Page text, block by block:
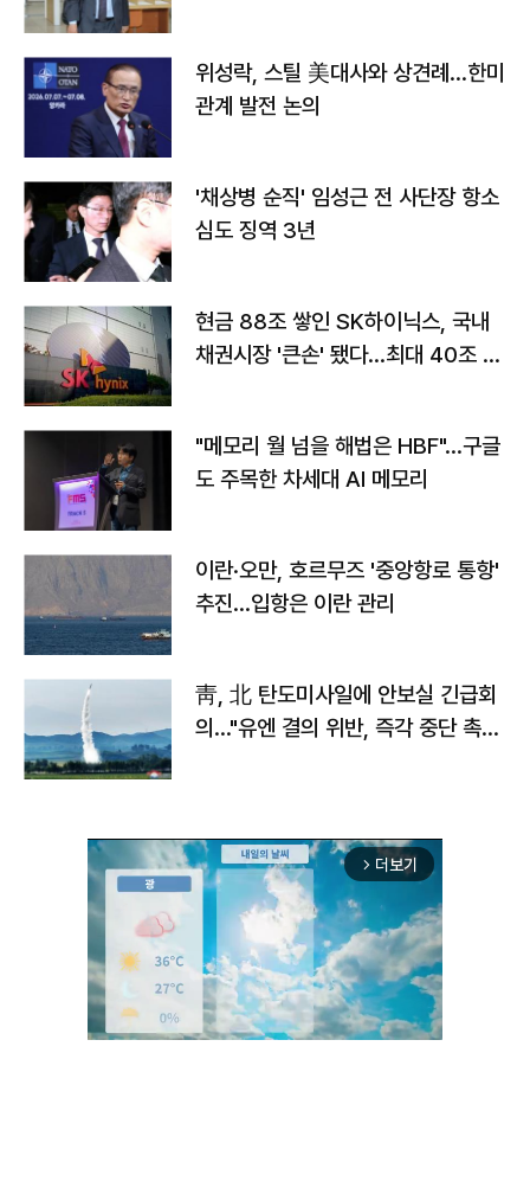
위성락, 스틸 美대사와 상견례…한미
관계 발전 논의
'채상병 순직' 임성근 전 사단장 항소
심도 징역 3년
현금 88조 쌓인 SK하이닉스, 국내
채권시장 '큰손' 됐다…최대 40조 투
"메모리 월 넘을 해법은 HBF"…구글
도 주목한 차세대 AI 메모리
이란·오만, 호르무즈 '중앙항로 통항'
추진…입항은 이란 관리
靑, 北 탄도미사일에 안보실 긴급회
의…"유엔 결의 위반, 즉각 중단 촉
arrow_forward_ios 더보기